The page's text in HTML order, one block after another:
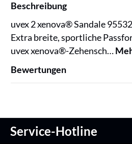
Beschreibung
uvex 2 xenova® Sandale
Extra breite, sportliche
uvex xenova®-Zehensch…
Bewertungen
Service-Hotline